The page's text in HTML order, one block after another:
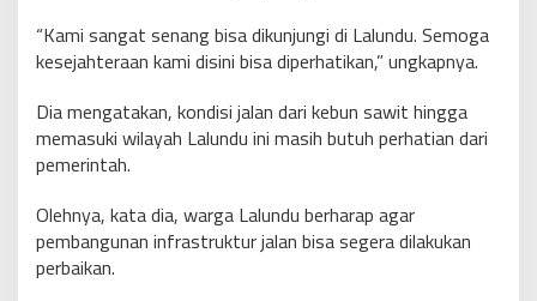
“Kami sangat senang bisa dikunjungi di Lalundu. Semoga
kesejahteraan kami disini bisa diperhatikan,” ungkapnya.
Dia mengatakan, kondisi jalan dari kebun sawit hingga
memasuki wilayah Lalundu ini masih butuh perhatian dari
pemerintah.
Olehnya, kata dia, warga Lalundu berharap agar
pembangunan infrastruktur jalan bisa segera dilakukan
perbaikan.